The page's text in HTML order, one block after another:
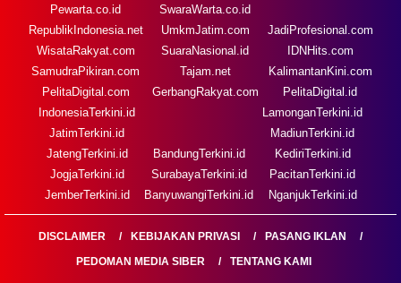
Pewarta.co.id
RepublikIndonesia.net
WisataRakyat.com
SamudraPikiran.com
PelitaDigital.com
SwaraWarta.co.id
UmkmJatim.com
SuaraNasional.id
Tajam.net
GerbangRakyat.com
JadiProfesional.com
IDNHits.com
KalimantanKini.com
PelitaDigital.id
IndonesiaTerkini.id
JatimTerkini.id
JatengTerkini.id
JogjaTerkini.id
JemberTerkini.id
BandungTerkini.id
SurabayaTerkini.id
BanyuwangiTerkini.id
LamonganTerkini.id
MadiunTerkini.id
KediriTerkini.id
PacitanTerkini.id
NganjukTerkini.id
DISCLAIMER KEBIJAKAN PRIVASI
PASANG IKLAN
PEDOMAN MEDIA SIBER
TENTANG KAMI